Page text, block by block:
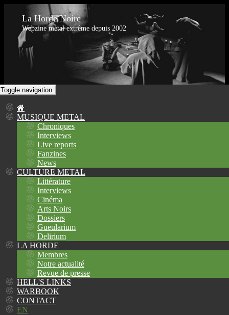
La Horde Noire
Webzine metal extrême depuis 2002
Toggle navigation
MUSIQUE METAL
Chroniques
Interviews
Live reports
Fanzines
News
CULTURE METAL
Littérature
Interviews
Cinéma
Arts Noirs
Dossiers
Gueularium
Delirium
LA HORDE
Membres
Notre actualité
Revue de presse
HELL'S LINKS
WARBOOK
CONTACT
EN